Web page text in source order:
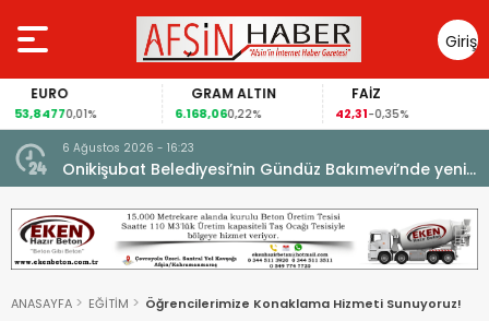
Giriş
Yap
EURO
53,84770,01%
GRAM ALTIN
6.168,060,22%
FAİZ
42,31-0,35%
6 Ağustos 2026 - 16:23
Onikişubat Belediyesi’nin Gündüz Bakımevi’nde yeni
dönemin ön kayıtları başladı.
ANASAYFA EĞİTİM Öğrencilerimize Konaklama Hizmeti Sunuyoruz!